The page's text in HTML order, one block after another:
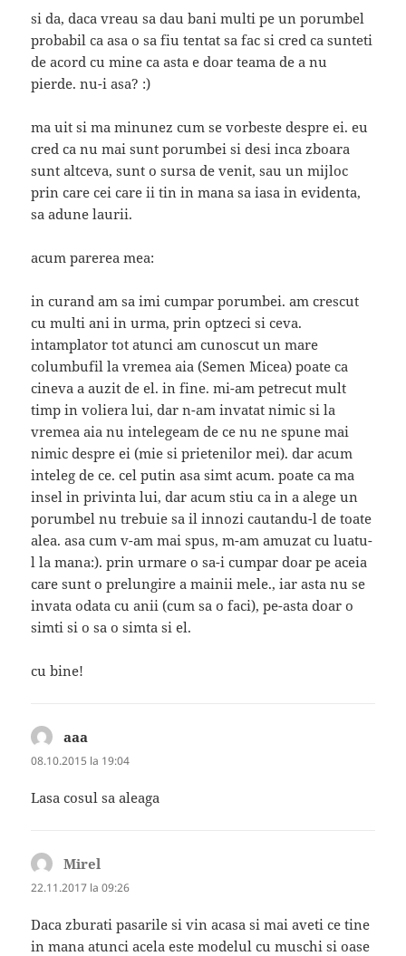
si da, daca vreau sa dau bani multi pe un porumbel
probabil ca asa o sa fiu tentat sa fac si cred ca sunteti
de acord cu mine ca asta e doar teama de a nu
pierde. nu-i asa? :)
ma uit si ma minunez cum se vorbeste despre ei. eu
cred ca nu mai sunt porumbei si desi inca zboara
sunt altceva, sunt o sursa de venit, sau un mijloc
prin care cei care ii tin in mana sa iasa in evidenta,
sa adune laurii.
acum parerea mea:
in curand am sa imi cumpar porumbei. am crescut
cu multi ani in urma, prin optzeci si ceva.
intamplator tot atunci am cunoscut un mare
columbufil la vremea aia (Semen Micea) poate ca
cineva a auzit de el. in fine. mi-am petrecut mult
timp in voliera lui, dar n-am invatat nimic si la
vremea aia nu intelegeam de ce nu ne spune mai
nimic despre ei (mie si prietenilor mei). dar acum
inteleg de ce. cel putin asa simt acum. poate ca ma
insel in privinta lui, dar acum stiu ca in a alege un
porumbel nu trebuie sa il innozi cautandu-l de toate
alea. asa cum v-am mai spus, m-am amuzat cu luatu-
l la mana:). prin urmare o sa-i cumpar doar pe aceia
care sunt o prelungire a mainii mele., iar asta nu se
invata odata cu anii (cum sa o faci), pe-asta doar o
simti si o sa o simta si el.
cu bine!
aaa
08.10.2015 la 19:04
Lasa cosul sa aleaga
Mirel
22.11.2017 la 09:26
Daca zburati pasarile si vin acasa si mai aveti ce tine
in mana atunci acela este modelul cu muschi si oase